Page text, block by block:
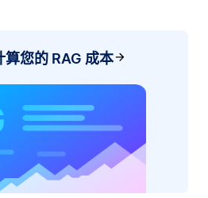
算您的 RAG 成本